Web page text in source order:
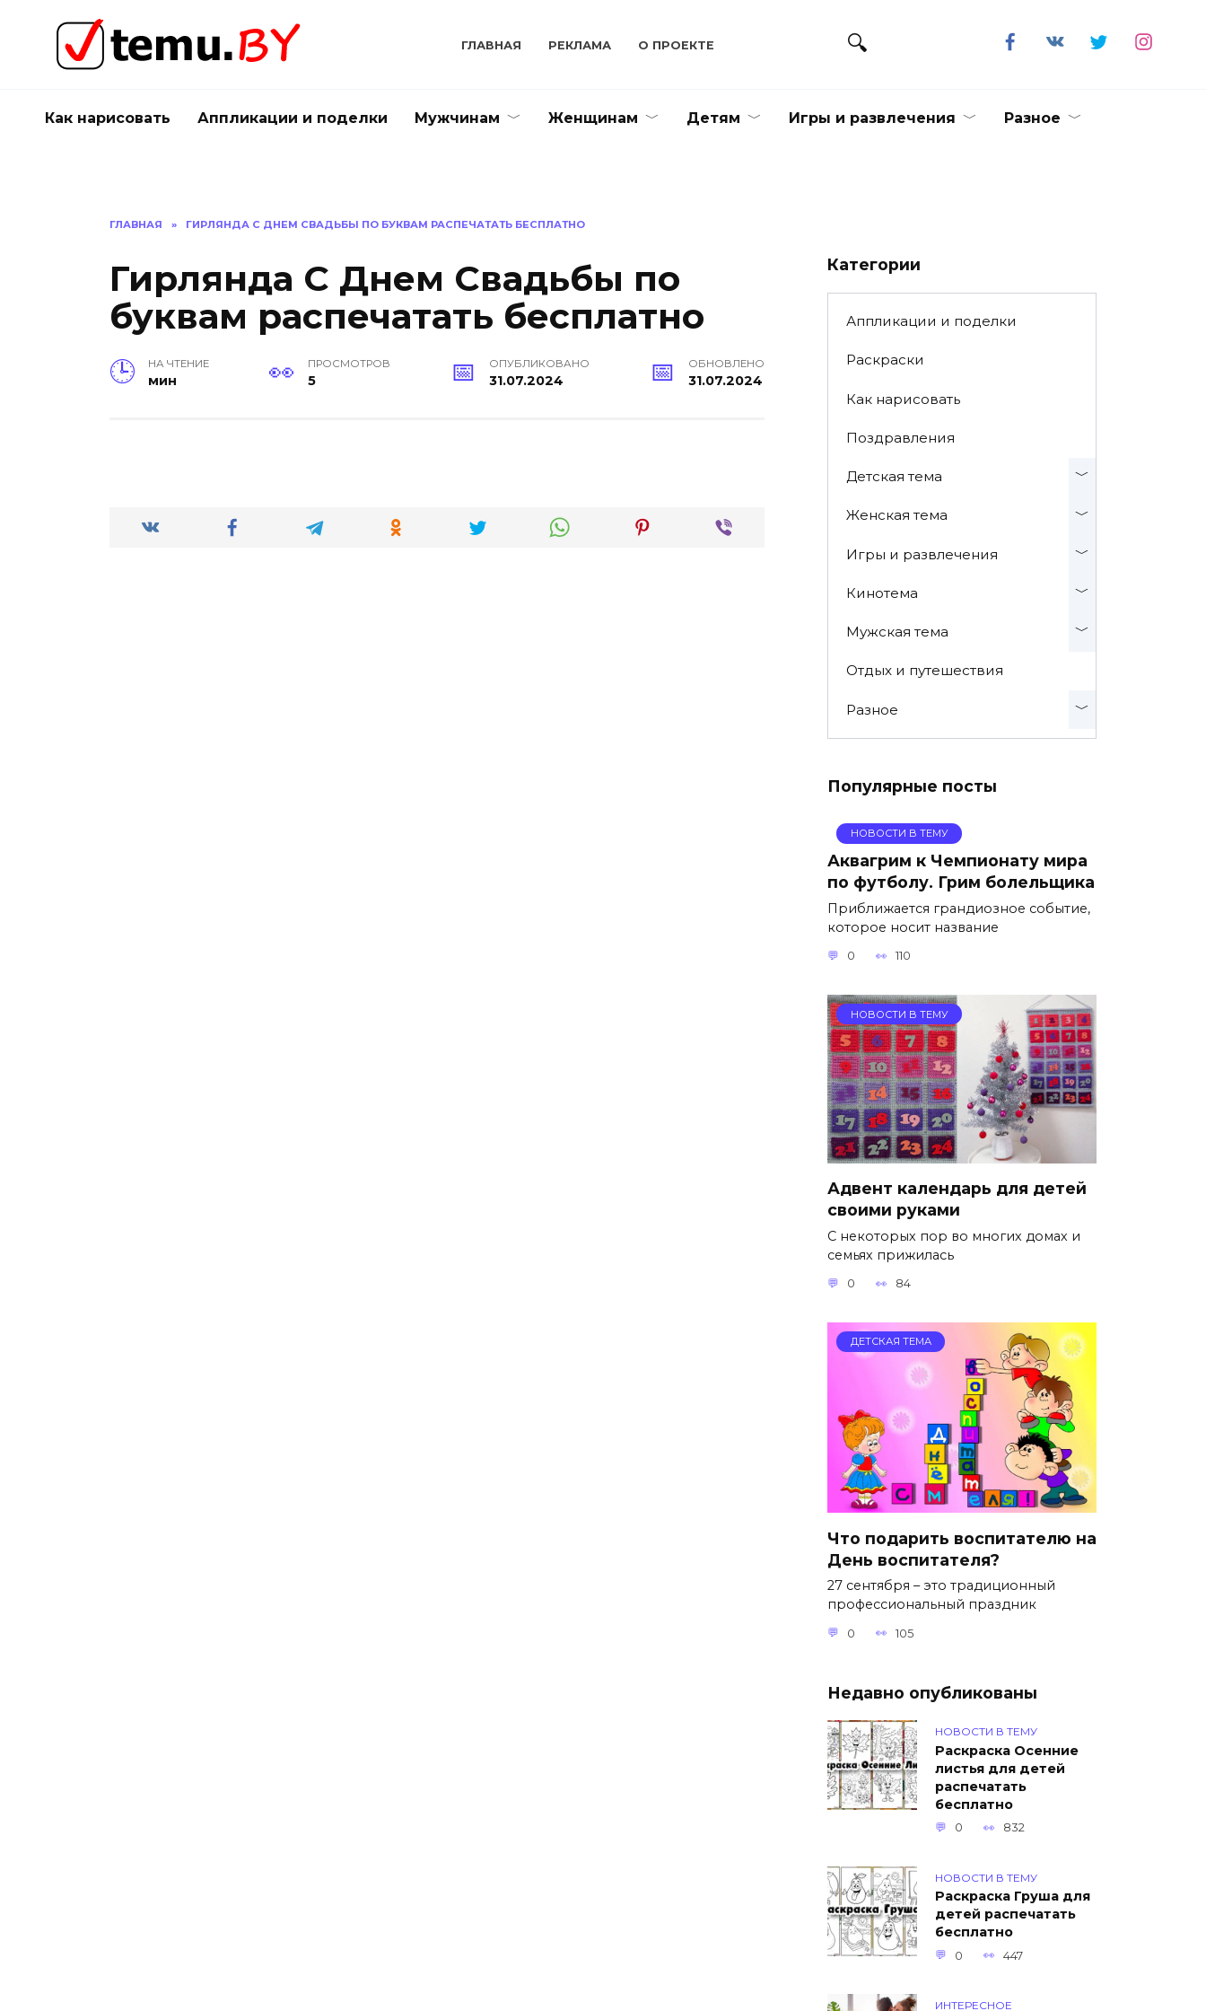
содержанию
ГЛАВНАЯ РЕКЛАМА О ПРОЕКТЕ
Как нарисовать Аппликации и поделки Мужчинам Женщинам Детям Игры и развлечения Разное
ГЛАВНАЯ » ГИРЛЯНДА С ДНЕМ СВАДЬБЫ ПО БУКВАМ РАСПЕЧАТАТЬ БЕСПЛАТНО
Гирлянда С Днем Свадьбы по
буквам распечатать бесплатно
НА ЧТЕНИЕ
мин
ПРОСМОТРОВ
5
ОПУБЛИКОВАНО
31.07.2024
ОБНОВЛЕНО
31.07.2024
Категории
Аппликации и поделки
Раскраски
Как нарисовать
Поздравления
Детская тема
Женская тема
Игры и развлечения
Кинотема
Мужская тема
Отдых и путешествия
Разное
Популярные посты
НОВОСТИ В ТЕМУ
Аквагрим к Чемпионату мира
по футболу. Грим болельщика
Приближается грандиозное событие,
которое носит название
0 110
НОВОСТИ В ТЕМУ
Адвент календарь для детей
своими руками
С некоторых пор во многих домах и
семьях прижилась
0 84
ДЕТСКАЯ ТЕМА
Что подарить воспитателю на
День воспитателя?
27 сентября – это традиционный
профессиональный праздник
0 105
Недавно опубликованы
НОВОСТИ В ТЕМУ
Раскраска Осенние
листья для детей
распечатать
бесплатно
0 832
НОВОСТИ В ТЕМУ
Раскраска Груша для
детей распечатать
бесплатно
0 447
ИНТЕРЕСНОЕ